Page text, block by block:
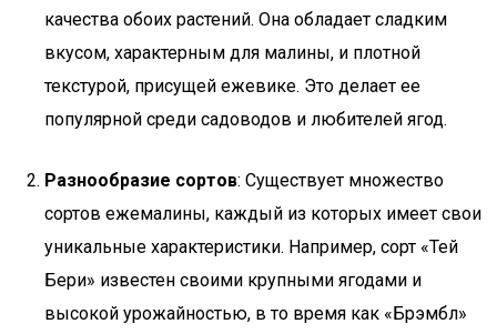
качества обоих растений. Она обладает сладким
вкусом, характерным для малины, и плотной
текстурой, присущей ежевике. Это делает ее
популярной среди садоводов и любителей ягод.
Разнообразие сортов: Существует множество
сортов ежемалины, каждый из которых имеет свои
уникальные характеристики. Например, сорт «Тей
Бери» известен своими крупными ягодами и
высокой урожайностью, в то время как «Брэмбл»